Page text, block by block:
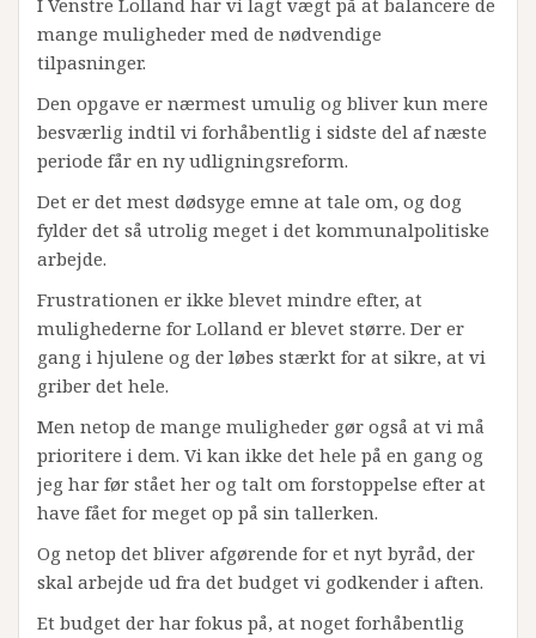
I Venstre Lolland har vi lagt vægt på at balancere de
mange muligheder med de nødvendige
tilpasninger.
Den opgave er nærmest umulig og bliver kun mere
besværlig indtil vi forhåbentlig i sidste del af næste
periode får en ny udligningsreform.
Det er det mest dødsyge emne at tale om, og dog
fylder det så utrolig meget i det kommunalpolitiske
arbejde.
Frustrationen er ikke blevet mindre efter, at
mulighederne for Lolland er blevet større. Der er
gang i hjulene og der løbes stærkt for at sikre, at vi
griber det hele.
Men netop de mange muligheder gør også at vi må
prioritere i dem. Vi kan ikke det hele på en gang og
jeg har før stået her og talt om forstoppelse efter at
have fået for meget op på sin tallerken.
Og netop det bliver afgørende for et nyt byråd, der
skal arbejde ud fra det budget vi godkender i aften.
Et budget der har fokus på, at noget forhåbentlig